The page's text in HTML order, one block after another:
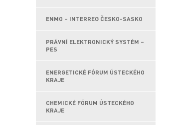
ENMO – INTERREG ČESKO-SASKO
PRÁVNÍ ELEKTRONICKÝ SYSTÉM –
PES
ENERGETICKÉ FÓRUM ÚSTECKÉHO
KRAJE
CHEMICKÉ FÓRUM ÚSTECKÉHO
KRAJE